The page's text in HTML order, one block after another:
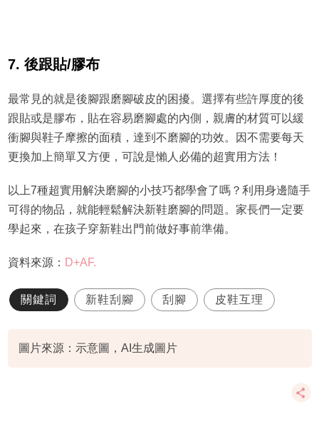
7. 後跟貼/膠布
最常見的就是後腳跟磨腳破皮的困擾。選擇有些許厚度的後
跟貼或是膠布，貼在容易磨腳處的內側，親膚的材質可以緩
衝腳與鞋子摩擦的面積，達到不磨腳的功效。因不需要每天
更換加上簡單又方便，可說是懶人必備的超實用方法！
以上7種超實用解決磨腳的小技巧都學會了嗎？利用身邊隨手
可得的物品，就能輕鬆解決新鞋磨腳的問題。家長們一定要
學起來，在孩子穿新鞋出門前做好事前準備。
資料來源： D+AF.
關鍵詞 新鞋刮腳 刮腳 皮鞋互理
圖片來源：示意圖，AI生成圖片